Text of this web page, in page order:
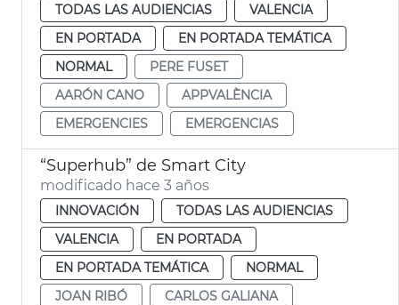
TODAS LAS AUDIENCIAS
VALENCIA
EN PORTADA
EN PORTADA TEMÁTICA
NORMAL
PERE FUSET
AARÓN CANO
APPVALÈNCIA
EMERGENCIES
EMERGENCIAS
“Superhub” de Smart City
modificado hace 3 años
INNOVACIÓN
TODAS LAS AUDIENCIAS
VALENCIA
EN PORTADA
EN PORTADA TEMÁTICA
NORMAL
JOAN RIBÓ
CARLOS GALIANA